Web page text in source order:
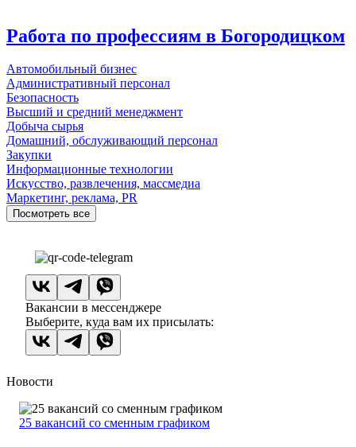
Работа по профессиям в Богородицком
Автомобильный бизнес
Административный персонал
Безопасность
Высший и средний менеджмент
Добыча сырья
Домашний, обслуживающий персонал
Закупки
Информационные технологии
Искусство, развлечения, массмедиа
Маркетинг, реклама, PR
Посмотреть все
Вакансии в мессенджере
Выберите, куда вам их присылать:
Новости
25 вакансий со сменным графиком